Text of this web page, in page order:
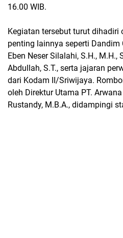
16.00 WIB.
Kegiatan tersebut turut dihadiri
penting lainnya seperti Dandim
Eben Neser Silalahi, S.H., M.H.,
Abdullah, S.T., serta jajaran
dari Kodam II/Sriwijaya.
oleh Direktur Utama PT.
Rustandy, M.B.A., didampingi